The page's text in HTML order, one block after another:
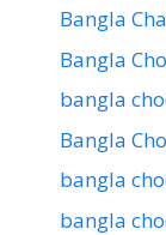
Bangla
Bangla
bangla
Bangla
bangla
bangla